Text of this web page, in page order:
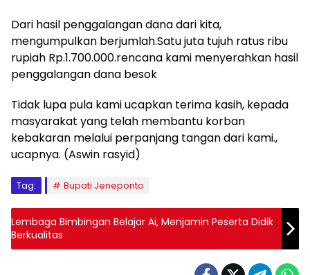
Dari hasil penggalangan dana dari kita,
mengumpulkan berjumlah.Satu juta tujuh ratus ribu
rupiah Rp.1.700.000.rencana kami menyerahkan hasil
penggalangan dana besok
Tidak lupa pula kami ucapkan terima kasih, kepada
masyarakat yang telah membantu korban
kebakaran melalui perpanjang tangan dari kami.,
ucapnya. (Aswin rasyid)
Tag: Bupati Jeneponto
Lembaga Bimbingan Belajar Ai, Menjamin Peserta Didik
Berkualitas